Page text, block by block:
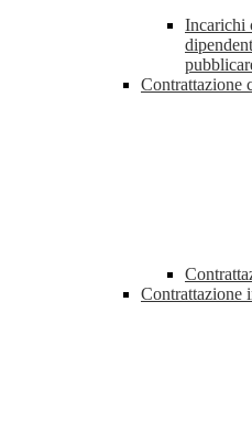
Incarichi
Contrattazione
Contrattazione